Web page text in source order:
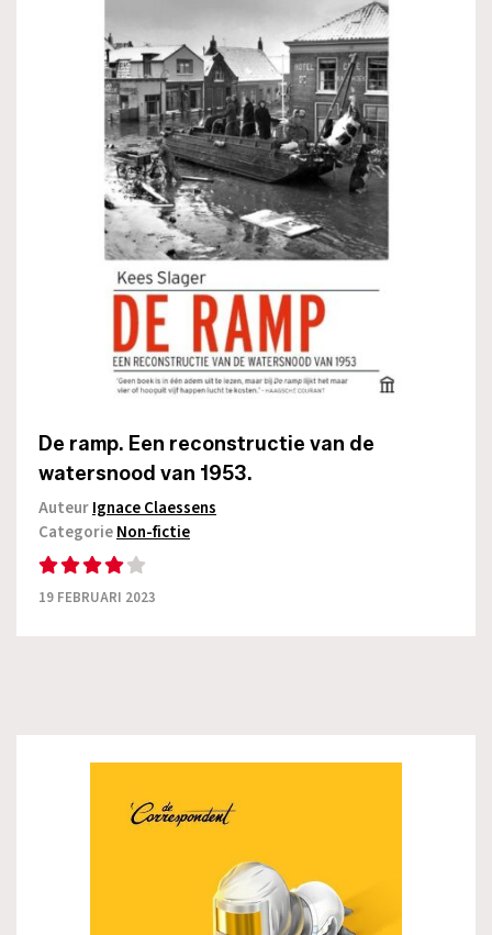
De ramp. Een reconstructie van de
watersnood van 1953.
AuteurIgnace Claessens
CategorieNon-fictie
19 FEBRUARI 2023